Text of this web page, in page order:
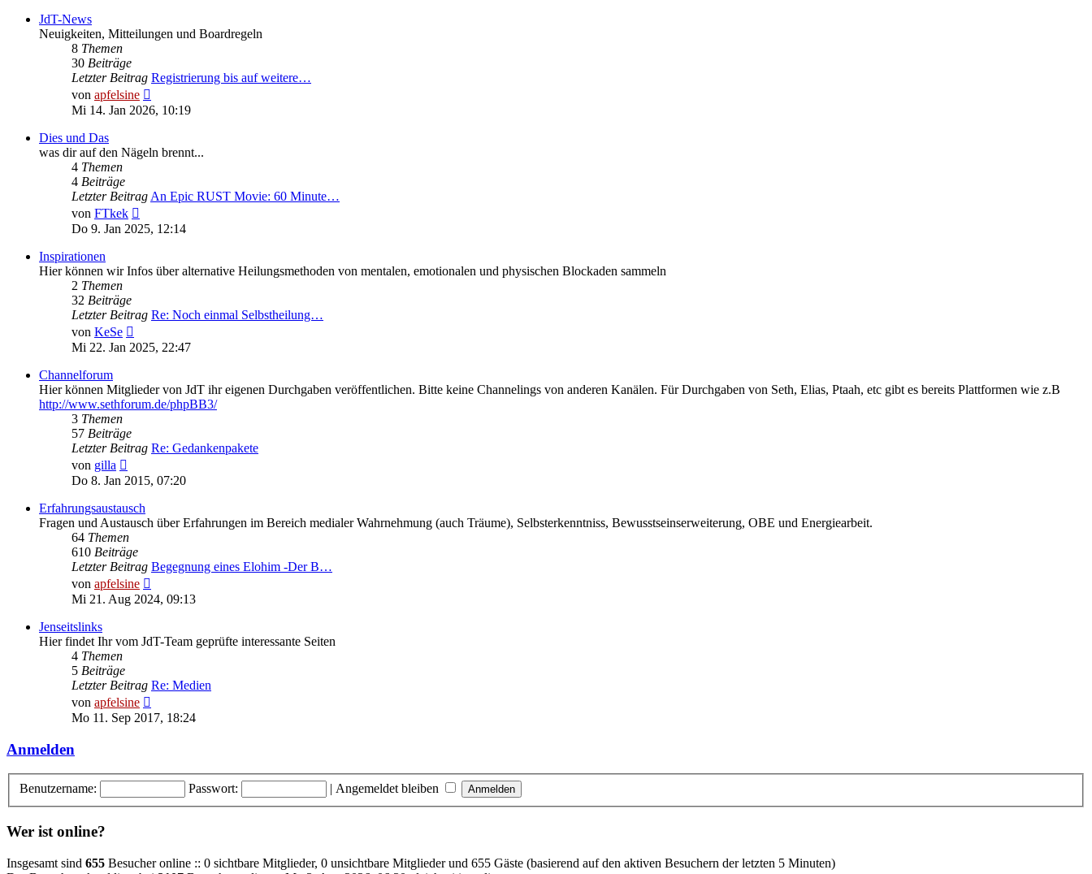
JdT-News
Neuigkeiten, Mitteilungen und Boardregeln
8 Themen
30 Beiträge
Letzter Beitrag Registrierung bis auf weitere…
von apfelsine
Beitrag
Mi 14. Jan 2026, 10:19
Dies und Das
was dir auf den Nägeln brennt...
4 Themen
4 Beiträge
Letzter Beitrag An Epic RUST Movie: 60 Minute…
von FTkek
Beitrag
Do 9. Jan 2025, 12:14
Inspirationen
Hier können wir Infos über alternative Heilungsmethoden von mentalen, emotionalen und physischen Blockaden sammeln
2 Themen
32 Beiträge
Letzter Beitrag Re: Noch einmal Selbstheilung…
von KeSe
Beitrag
Mi 22. Jan 2025, 22:47
Channelforum
Hier können Mitglieder von JdT ihr eigenen Durchgaben veröffentlichen. Bitte keine Channelings von anderen Kanälen. Für Durchgaben von Seth, Elias, Ptaah, etc gibt es bereits Plattformen wie z.B
http://www.sethforum.de/phpBB3/
3 Themen
57 Beiträge
Letzter Beitrag Re: Gedankenpakete
von gilla
Beitrag
Do 8. Jan 2015, 07:20
Erfahrungsaustausch
Fragen und Austausch über Erfahrungen im Bereich medialer Wahrnehmung (auch Träume), Selbsterkenntniss, Bewusstseinserweiterung, OBE und Energiearbeit.
64 Themen
610 Beiträge
Letzter Beitrag Begegnung eines Elohim -Der B…
von apfelsine
Beitrag
Mi 21. Aug 2024, 09:13
Jenseitslinks
Hier findet Ihr vom JdT-Team geprüfte interessante Seiten
4 Themen
5 Beiträge
Letzter Beitrag Re: Medien
von apfelsine
Beitrag
Mo 11. Sep 2017, 18:24
Anmelden
Benutzername: Passwort: | Angemeldet bleiben
Wer ist online?
Insgesamt sind 655 Besucher online :: 0 sichtbare Mitglieder, 0 unsichtbare Mitglieder und 655 Gäste (basierend auf den aktiven Besuchern der letzten 5 Minuten)